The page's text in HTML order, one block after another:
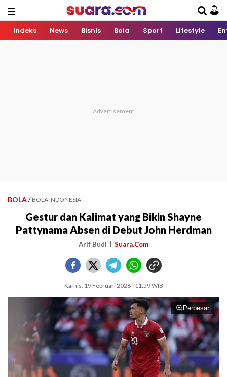
Indeks News Bisnis Bola Sport Lifestyle
BOLA / BOLA INDONESIA
Gestur dan Kalimat yang Bikin Shayne
Pattynama Absen di Debut John Herdman
Arif Budi Suara.Com
Kamis, 19 Februari 2026 | 11:59 WIB
Perbesar